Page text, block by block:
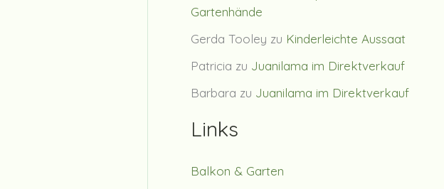
Gartenhände
Gerda Tooley zu Kinderleichte Aussaat
Patricia zu Juanilama im Direktverkauf
Barbara zu Juanilama im Direktverkauf
Links
Balkon & Garten